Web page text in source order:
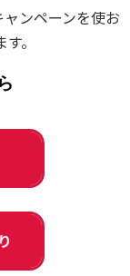
ンペーンを使お
。